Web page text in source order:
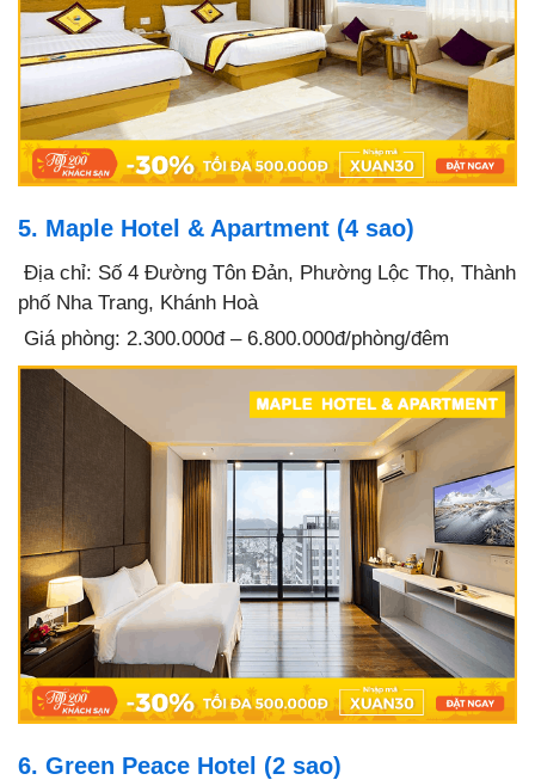
5. Maple Hotel & Apartment (4 sao)
Địa chỉ: Số 4 Đường Tôn Đản, Phường Lộc Thọ, Thành
phố Nha Trang, Khánh Hoà
Giá phòng: 2.300.000đ – 6.800.000đ/phòng/đêm
6. Green Peace Hotel (2 sao)